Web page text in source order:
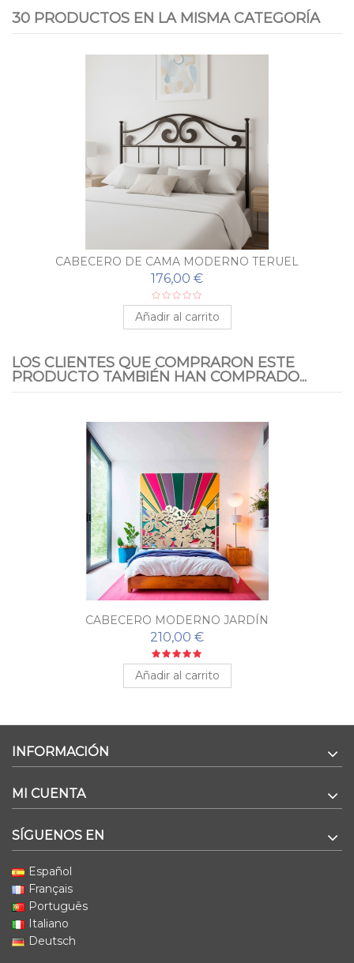
30 PRODUCTOS EN LA MISMA CATEGORÍA
CABECERO DE CAMA MODERNO TERUEL
176,00 €
Añadir al carrito
LOS CLIENTES QUE COMPRARON ESTE
PRODUCTO TAMBIÉN HAN COMPRADO...
CABECERO MODERNO JARDÍN
210,00 €
Añadir al carrito
INFORMACIÓN
MI CUENTA
SÍGUENOS EN
Español
Français
Português
Italiano
Deutsch